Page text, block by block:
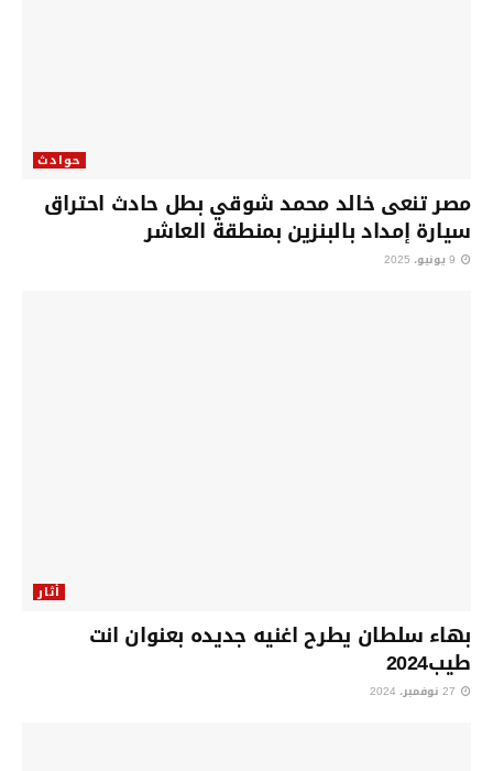
حوادث
مصر تنعى خالد محمد شوقي بطل حادث احتراق
سيارة إمداد بالبنزين بمنطقة العاشر
أثار
بهاء سلطان يطرح اغنيه جديده بعنوان انت
طيب2024